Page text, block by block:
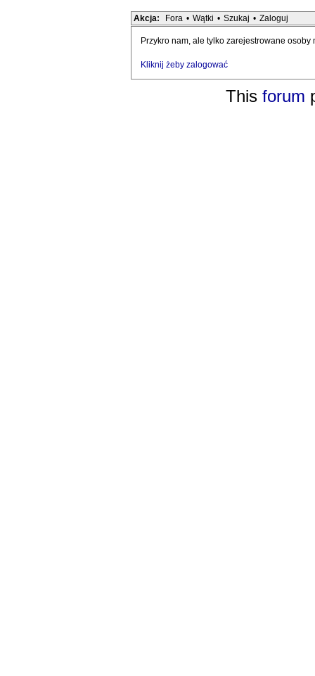
Akcja: Fora • Wątki • Szukaj • Zaloguj
Przykro nam, ale tylko zarejestrowane osoby
Kliknij żeby zalogować
This forum